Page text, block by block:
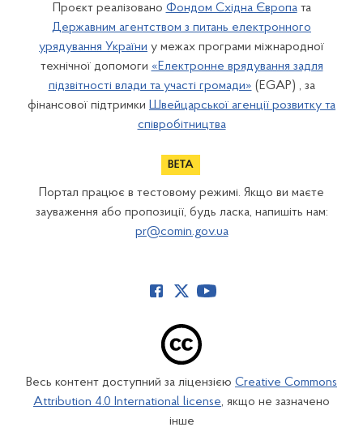
Проєкт реалізовано Фондом Східна Європата
Державним агентством з питань електронного
урядування України у межах програми міжнародної
технічної допомоги «Електронне врядування задля
підзвітності влади та участі громади» (EGAP) , за
фінансової підтримки Швейцарської агенції розвитку та
співробітництва
Портал працює в тестовому режимі. Якщо ви маєте
зауваження або пропозиції, будь ласка, напишіть нам:
pr@comin.gov.ua
Весь контент доступний за ліцензією Creative Commons
Attribution 4.0 International license, якщо не зазначено
інше